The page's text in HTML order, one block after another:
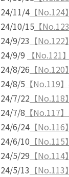
24/11/4 【
24/10/15 【
24/9/23 【
24/9/9
【No.121
24/8/26 【
24/8/5 【No.119
24/7/22 【
24/7/8 【No.117
24/6/24 【
24/6/10 【
24/5/29 【
24/5/13 【